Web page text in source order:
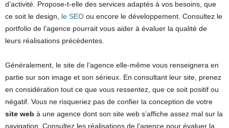
d’activité. Propose-t-elle des services adaptés à vos besoins, que
ce soit le design, le SEO ou encore le développement. Consultez le
portfolio de l’agence pourrait vous aider à évaluer la qualité de
leurs réalisations précédentes.
Généralement, le site de l’agence elle-même vous renseignera en
partie sur son image et son sérieux. En consultant leur site, prenez
en considération tout ce que vous ressentez, que ce soit positif ou
négatif. Vous ne risqueriez pas de confier la conception de votre
site web à une agence dont son site web s’affiche assez mal sur la
navigation. Consultez les réalisations de l’agence pour évaluer la